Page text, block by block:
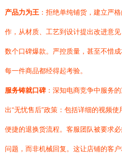
产品力为王 ：拒绝单纯铺货，建立严
作，从材质、工艺到设计提出改进意
数个口碑爆款。严控质量，甚至不惜
每一件商品都经得起考验。
服务铸就口碑 ：深知电商竞争中服务
出“无忧售后”政策：包括详细的视频
便捷的退换货流程。客服团队被要求
问题，而非机械回复。这让店铺的客